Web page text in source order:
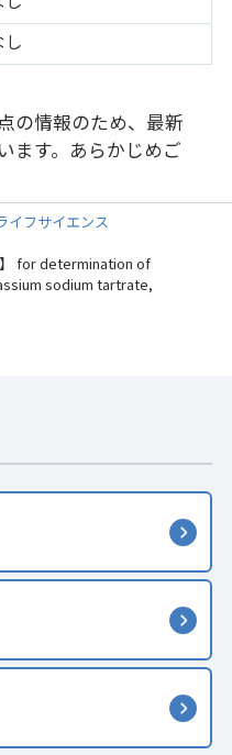
の情報のため、最新
ます。あらかじめご
イフサイエンス
for determination of
sodium tartrate,